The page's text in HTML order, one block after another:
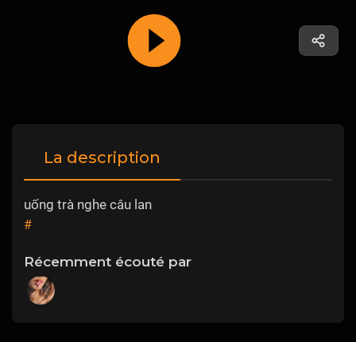
La description
uống trà nghe câu lan
#
Récemment écouté par